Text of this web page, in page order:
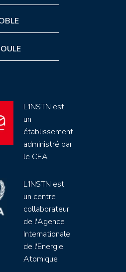
L'INSTN est
un
établissement
administré par
le CEA
L'INSTN est
un centre
collaborateur
de l'Agence
Internationale
de l'Energie
Atomique